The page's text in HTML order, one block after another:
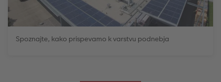
Spoznajte, kako prispevamo k varstvu podnebja